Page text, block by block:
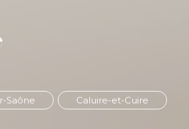
Saône Caluire-et-Cuire